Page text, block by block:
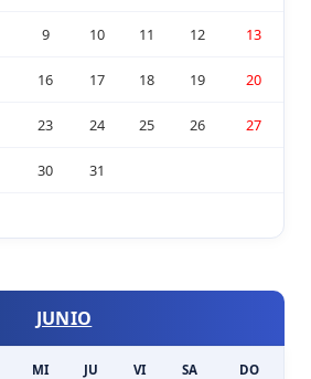
9 10 11 12 13
16 17 18 19 20
23 24 25 26 27
30 31
JUNIO
MI JU VI SA DO